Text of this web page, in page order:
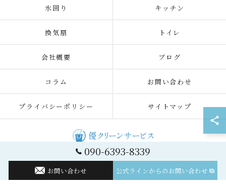
090-6393-8339
お問い合わせ 公式ラインからのお問い合わせ
水回り キッチン
換気扇 トイレ
会社概要 ブログ
コラム お問い合わせ
プライバシーポリシー サイトマップ
RESERVED.